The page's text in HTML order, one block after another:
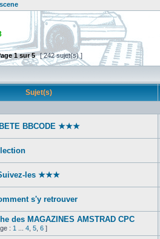
1sur5 [ 242 sujet(s) ]
Sujet(s)
BBCODE ★★★
les ★★★
s'y retrouver‎
des MAGAZINES AMSTRAD CPC
: 1 4 5 6 ]